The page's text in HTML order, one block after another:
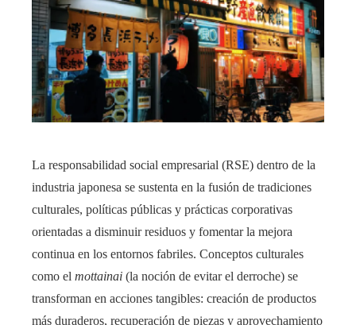
La responsabilidad social empresarial (RSE) dentro de la
industria japonesa se sustenta en la fusión de tradiciones
culturales, políticas públicas y prácticas corporativas
orientadas a disminuir residuos y fomentar la mejora
continua en los entornos fabriles. Conceptos culturales
como el mottainai (la noción de evitar el derroche) se
transforman en acciones tangibles: creación de productos
más duraderos, recuperación de piezas y aprovechamiento